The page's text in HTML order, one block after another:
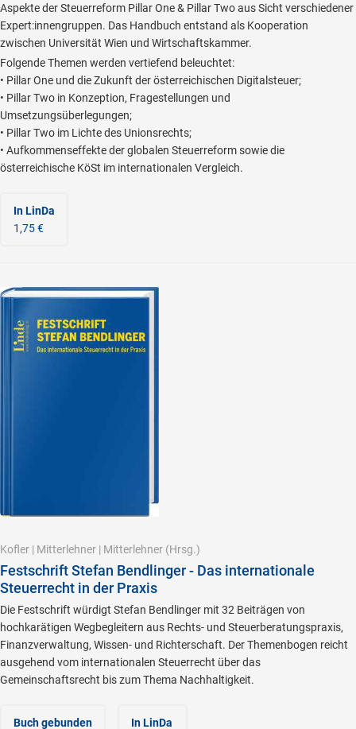
Aspekte der Steuerreform Pillar One & Pillar Two aus Sicht verschiedener
Expert:innengruppen. Das Handbuch entstand als Kooperation
zwischen Universität Wien und Wirtschaftskammer.
Folgende Themen werden vertiefend beleuchtet:
• Pillar One und die Zukunft der österreichischen Digitalsteuer;
• Pillar Two in Konzeption, Fragestellungen und
Umsetzungsüberlegungen;
• Pillar Two im Lichte des Unionsrechts;
• Aufkommenseffekte der globalen Steuerreform sowie die
österreichische KöSt im internationalen Vergleich.
In LinDa
1,75 €
Kofler | Mitterlehner | Mitterlehner (Hrsg.)
Festschrift Stefan Bendlinger - Das internationale
Steuerrecht in der Praxis
Die Festschrift würdigt Stefan Bendlinger mit 32 Beiträgen von
hochkarätigen Wegbegleitern aus Rechts- und Steuerberatungspraxis,
Finanzverwaltung, Wissen- und Richterschaft. Der Themenbogen reicht
ausgehend vom internationalen Steuerrecht über das
Gemeinschaftsrecht bis zum Thema Nachhaltigkeit.
Buch gebunden In LinDa